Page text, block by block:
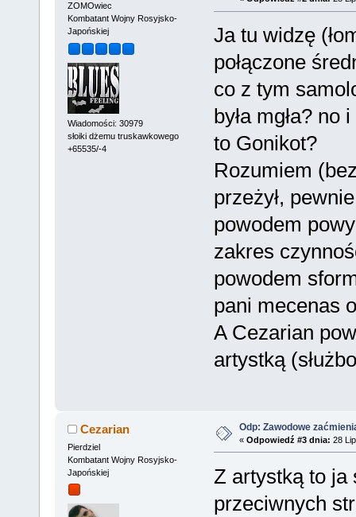
ZOMOwiec
Kombatant Wojny Rosyjsko-
Japońskiej
Wiadomości: 30979
słoiki dżemu truskawkowego
+65535/-4
Ja tu widzę
połączone
co z tym
była mgła?
to Gonikot?
Rozumiem
przeżył,
powodem
zakres
powodem
pani mecenas
A Cezarian
artystką
Cezarian
Pierdziel
Kombatant Wojny Rosyjsko-
Japońskiej
Odp: Zawodowe
« Odpowiedź #3 dnia: 28
Z artystką to ja
przeciwnych